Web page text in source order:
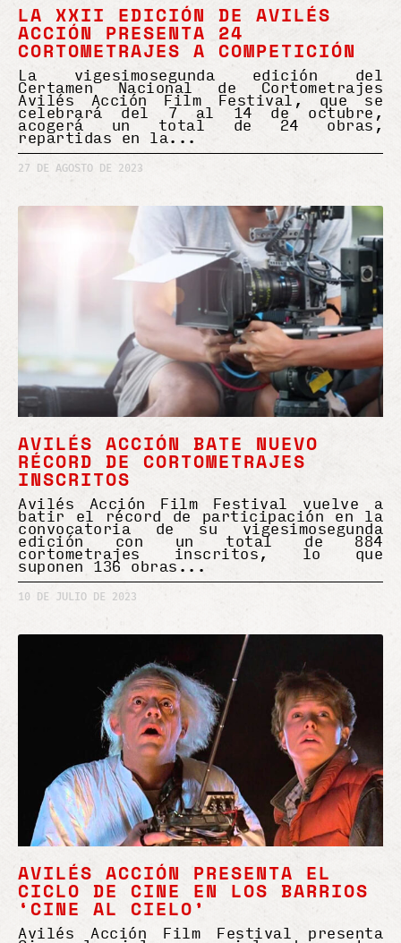
LA XXII EDICIÓN DE AVILÉS
ACCIÓN PRESENTA 24
CORTOMETRAJES A COMPETICIÓN
La vigesimosegunda edición del
Certamen Nacional de Cortometrajes
Avilés Acción Film Festival, que se
celebrará del 7 al 14 de octubre,
acogerá un total de 24 obras,
repartidas en la
27 DE AGOSTO DE 2023
AVILÉS ACCIÓN BATE NUEVO
RÉCORD DE CORTOMETRAJES
INSCRITOS
Avilés Acción Film Festival vuelve a
batir el récord de participación en la
convocatoria de su vigesimosegunda
edición con un total de 884
cortometrajes inscritos, lo que
suponen 136 obras
10 DE JULIO DE 2023
AVILÉS ACCIÓN PRESENTA EL
CICLO DE CINE EN LOS BARRIOS
‘CINE AL CIELO’
Avilés Acción Film Festival presenta